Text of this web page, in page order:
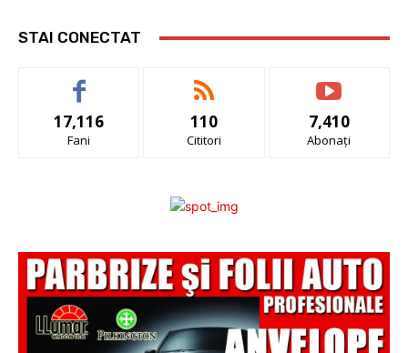
STAI CONECTAT
17,116
Fani
110
Cititori
7,410
Abonați